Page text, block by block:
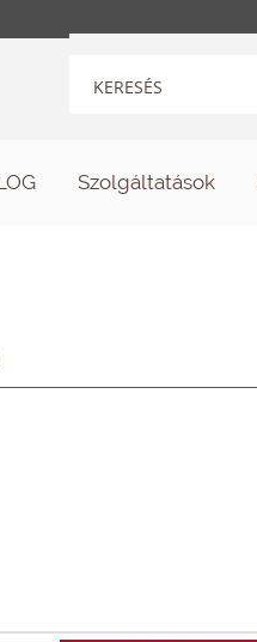
Szolgáltatások